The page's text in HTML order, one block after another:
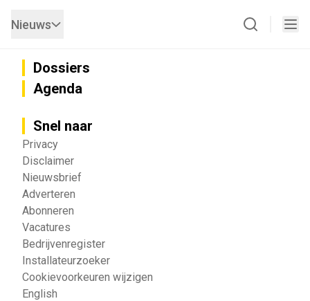
Nieuws
Dossiers
Agenda
Snel naar
Privacy
Disclaimer
Nieuwsbrief
Adverteren
Abonneren
Vacatures
Bedrijvenregister
Installateurzoeker
Cookievoorkeuren wijzigen
English